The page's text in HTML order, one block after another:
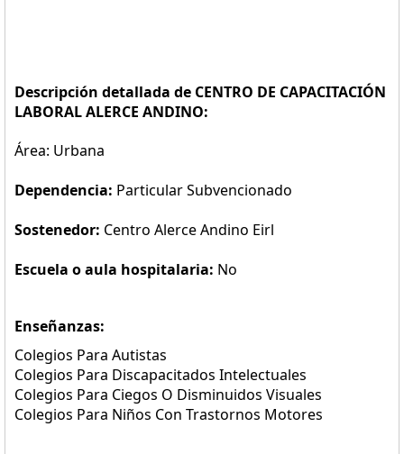
Descripción detallada de CENTRO DE CAPACITACIÓN
LABORAL ALERCE ANDINO:
Área: Urbana
Dependencia: Particular Subvencionado
Sostenedor: Centro Alerce Andino Eirl
Escuela o aula hospitalaria: No
Enseñanzas:
Colegios Para Autistas
Colegios Para Discapacitados Intelectuales
Colegios Para Ciegos O Disminuidos Visuales
Colegios Para Niños Con Trastornos Motores